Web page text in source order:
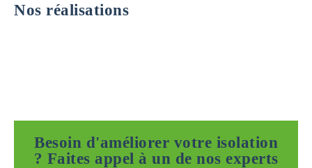
Nos réalisations
Besoin d'améliorer votre isolation
? Faites appel à un de nos experts